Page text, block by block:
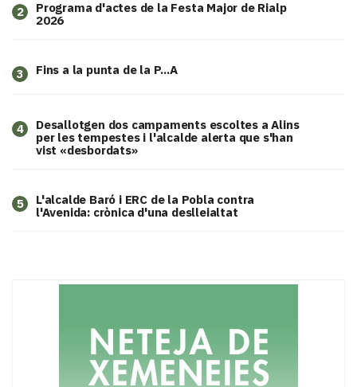
2
Programa d'actes de la Festa Major de Rialp
2026
3 Fins a la punta de la P...A
4
​Desallotgen dos campaments escoltes a Alins
per les tempestes i l'alcalde alerta que s'han
vist «desbordats»
5
L'alcalde Baró i ERC de la Pobla contra
l'Avenida: crònica d'una deslleialtat